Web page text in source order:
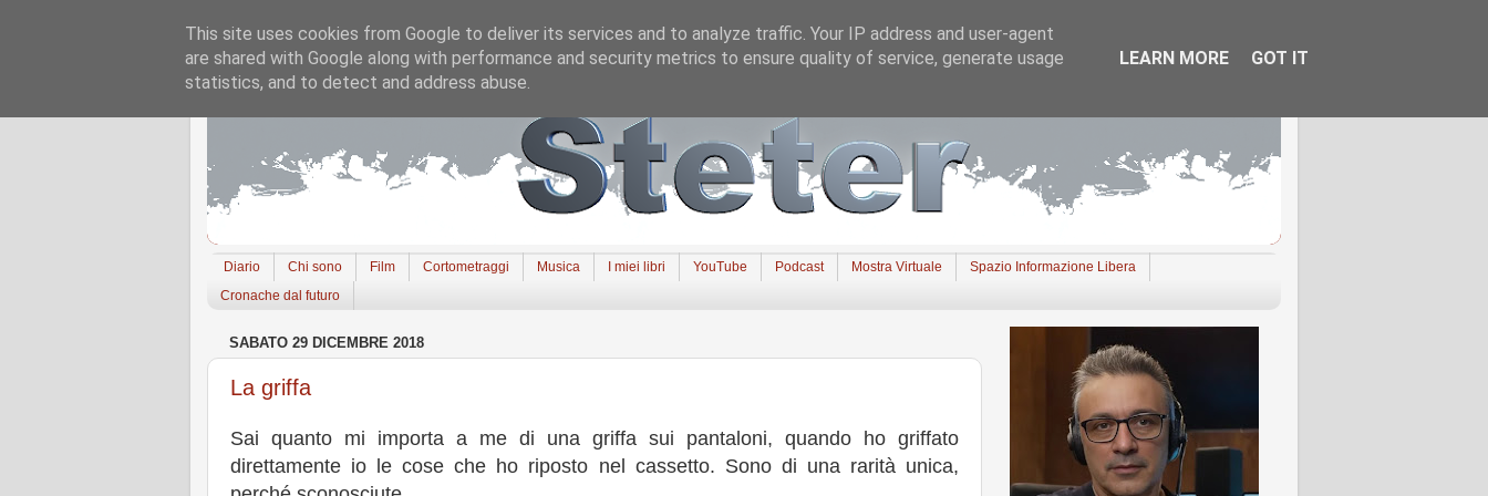
Diario Chi sono Film Cortometraggi Musica I miei libri YouTube Podcast Mostra Virtuale
Spazio Informazione Libera
Cronache dal futuro
SABATO 29 DICEMBRE 2018
La griffa
Sai quanto mi importa a me di una griffa sui pantaloni, quando ho griffato
direttamente io le cose che ho riposto nel cassetto. Sono di una rarità unica,
This site uses cookies from Google to deliver its services and to analyze traffic. Your IP address and user-agent
are shared with Google along with performance and security metrics to ensure quality of service, generate usage
statistics, and to detect and address abuse.
LEARN MORE GOT IT